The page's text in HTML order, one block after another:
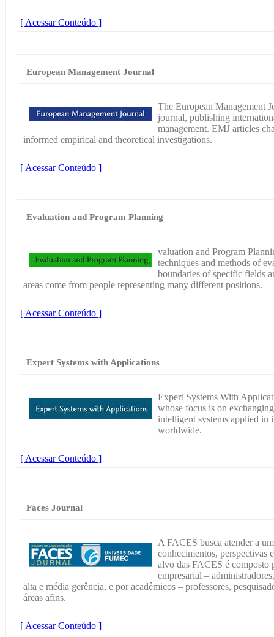
[ Acessar Conteúdo ]
European Management Journal
The European Management
journal, publishing
management. EMJ articles
informed empirical and theoretical investigations.
[ Acessar Conteúdo ]
Evaluation and Program Planning
valuation and Program
techniques and methods of
boundaries of specific fields
areas come from people representing many different positions.
[ Acessar Conteúdo ]
Expert Systems with Applications
Expert Systems With
whose focus is on
intelligent systems applied in
worldwide.
[ Acessar Conteúdo ]
Faces Journal
A FACES busca atender a
conhecimentos, perspectivas
alvo das FACES é composto
empresarial –
alta e média gerência, e por acadêmicos – professores,
áreas afins.
[ Acessar Conteúdo ]